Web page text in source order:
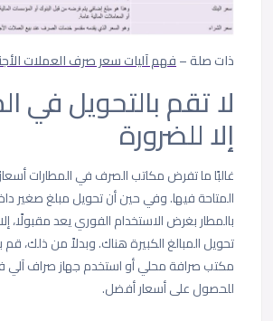
ذات صلة –فهم آليات سعر صرف العملات
لا تقم بالتحويل في
إلا للضرورة
غالبًا ما تفرض مكاتب الصرف في المطارات
المتاحة فيها. وفي حين أن تحويل مبلغ صغير
بالمطار بغرض الاستخدام الفوري يعد مقبولًا،
تحويل المبالغ الكبيرة هناك. وبدلاً من ذلك، قم
مكتب صرافة محلي أو استخدم جهاز صراف
للحصول على أسعار أفضل.